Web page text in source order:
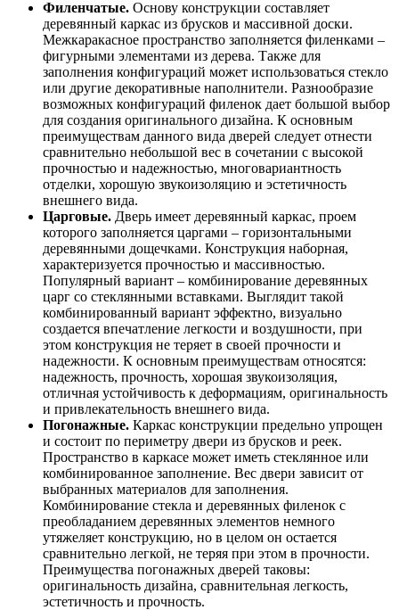
Филенчатые. Основу конструкции составляет
деревянный каркас из брусков и массивной доски.
Межкаракасное пространство заполняется филенками –
фигурными элементами из дерева. Также для
заполнения конфигураций может использоваться стекло
или другие декоративные наполнители. Разнообразие
возможных конфигураций филенок дает большой выбор
для создания оригинального дизайна. К основным
преимуществам данного вида дверей следует отнести
сравнительно небольшой вес в сочетании с высокой
прочностью и надежностью, многовариантность
отделки, хорошую звукоизоляцию и эстетичность
внешнего вида.
Царговые. Дверь имеет деревянный каркас, проем
которого заполняется царгами – горизонтальными
деревянными дощечками. Конструкция наборная,
характеризуется прочностью и массивностью.
Популярный вариант – комбинирование деревянных
царг со стеклянными вставками. Выглядит такой
комбинированный вариант эффектно, визуально
создается впечатление легкости и воздушности, при
этом конструкция не теряет в своей прочности и
надежности. К основным преимуществам относятся:
надежность, прочность, хорошая звукоизоляция,
отличная устойчивость к деформациям, оригинальность
и привлекательность внешнего вида.
Погонажные. Каркас конструкции предельно упрощен
и состоит по периметру двери из брусков и реек.
Пространство в каркасе может иметь стеклянное или
комбинированное заполнение. Вес двери зависит от
выбранных материалов для заполнения.
Комбинирование стекла и деревянных филенок с
преобладанием деревянных элементов немного
утяжеляет конструкцию, но в целом он остается
сравнительно легкой, не теряя при этом в прочности.
Преимущества погонажных дверей таковы:
оригинальность дизайна, сравнительная легкость,
эстетичность и прочность.